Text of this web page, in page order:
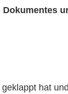
hat